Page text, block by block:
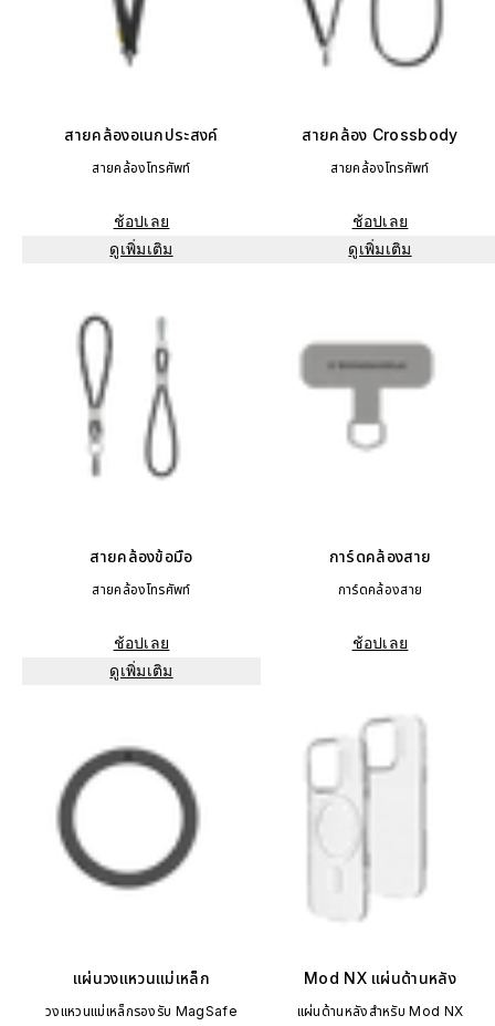
สายคล้องอเนกประสงค์
สายคล้องโทรศัพท์
ช้อปเลย
ดูเพิ่มเติม
สายคล้อง Crossbody
สายคล้องโทรศัพท์
ช้อปเลย
ดูเพิ่มเติม
สายคล้องข้อมือ
สายคล้องโทรศัพท์
ช้อปเลย
ดูเพิ่มเติม
การ์ดคล้องสาย
การ์ดคล้องสาย
ช้อปเลย
แผ่นวงแหวนแม่เหล็ก
วงแหวนแม่เหล็กรองรับ MagSafe
Mod NX แผ่นด้านหลัง
แผ่นด้านหลังสำหรับ Mod NX